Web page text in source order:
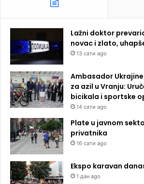
Lažni doktor
novac i zlato,
13 сати ago
Ambasador
za azil u Vranju:
bicikala i sportske
14 сати ago
Plate u javnom
privatnika
16 сати ago
Ekspo karavan
1 дан ago